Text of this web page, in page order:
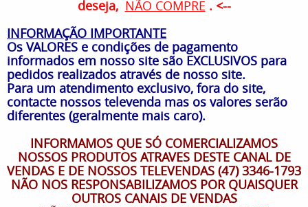
deseja, NÃO COMPRE . <--
INFORMAÇÃO IMPORTANTE
Os VALORES e condições de pagamento
informados em nosso site são EXCLUSIVOS para
pedidos realizados através de nosso site.
Para um atendimento exclusivo, fora do site,
contacte nossos televenda mas os valores serão
diferentes (geralmente mais caro).
INFORMAMOS QUE SÓ COMERCIALIZAMOS
NOSSOS PRODUTOS ATRAVES DESTE CANAL DE
VENDAS E DE NOSSOS TELEVENDAS (47) 3346-1793
NÃO NOS RESPONSABILIZAMOS POR QUAISQUER
OUTROS CANAIS DE VENDAS